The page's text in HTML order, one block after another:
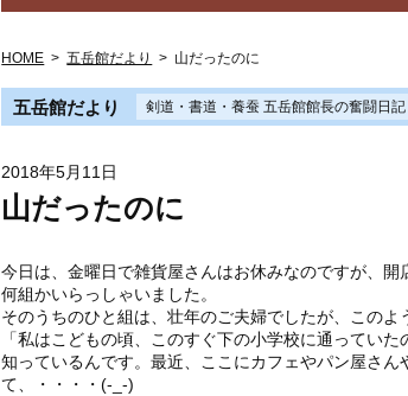
HOME >五岳館だより > 山だったのに
五岳館だより 剣道・書道・養蚕 五岳館館長の奮闘日記
2018年5月11日
山だったのに
今日は、金曜日で雑貨屋さんはお休みなのですが、開
何組かいらっしゃいました。
そのうちのひと組は、壮年のご夫婦でしたが、このよ
「私はこどもの頃、このすぐ下の小学校に通っていた
知っているんです。最近、ここにカフェやパン屋さん
て、・・・・(-_-)